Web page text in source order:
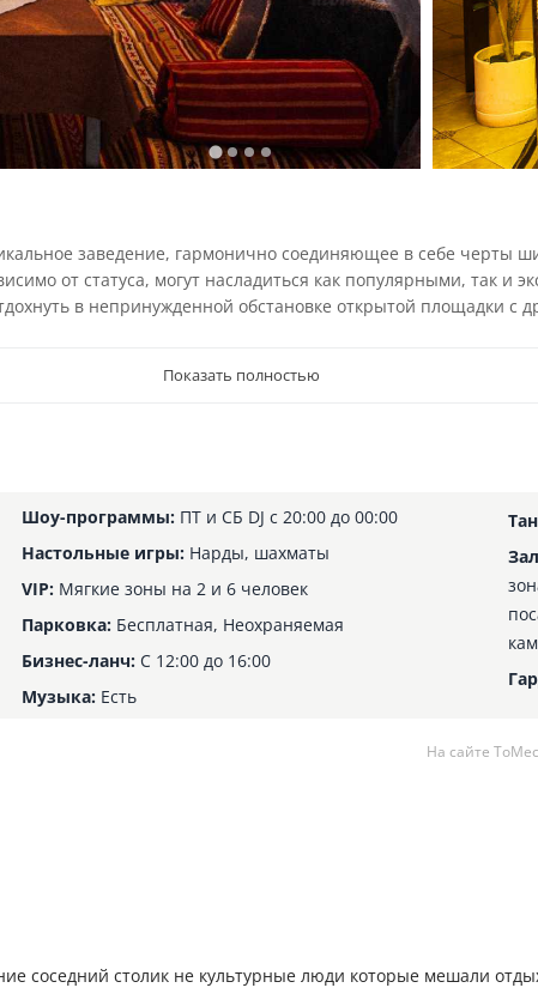
заведение, гармонично соединяющее в себе черты
от статуса, могут насладиться как популярными, так
в непринужденной обстановке открытой площадки с
Показать полностью
Шоу-программы: ПТ и СБ DJ с 20:00 до 00:00
Настольные игры: Нарды, шахматы
VIP: Мягкие зоны на 2 и 6 человек
Парковка: Бесплатная, Неохраняемая
Бизнес-ланч: С 12:00 до 16:00
Музыка: Есть
На сайте
соседний столик не культурные люди которые мешали